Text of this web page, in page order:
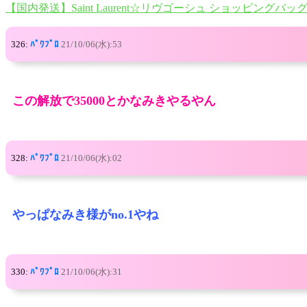
【国内発送】Saint Laurent☆リヴゴーシュ ショッピングバッグ
326: ﾊﾟﾜﾌﾟﾛ 21/10/06(水):53
この解放で35000とかなみきやるやん
328: ﾊﾟﾜﾌﾟﾛ 21/10/06(水):02
やっぱなみき様がno.1やね
330: ﾊﾟﾜﾌﾟﾛ 21/10/06(水):31